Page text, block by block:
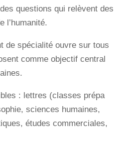
questions qui relèvent des
l’humanité.
de spécialité ouvre sur tous
comme objectif central
: lettres (classes prépa
sciences humaines,
études commerciales,